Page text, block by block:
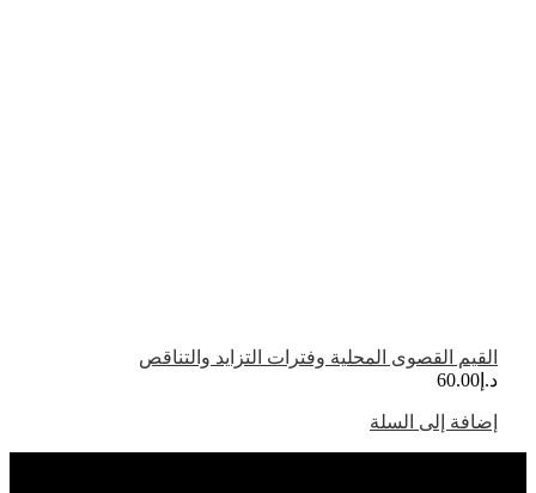
القيم القصوى المحلية وفترات التزايد والتناقص
60.00
إضافة إلى السلة